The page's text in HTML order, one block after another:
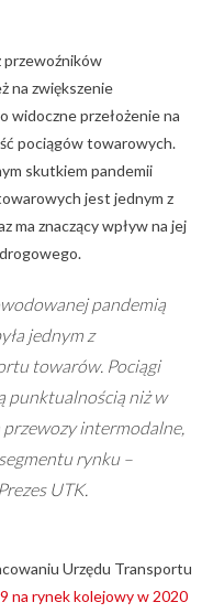
na zwiększenie
widoczne przełożenie na
pociągów towarowych.
skutkiem pandemii
jest jednym z
ma znaczący wpływ na jej
pandemią
jednym z
towarów. Pociągi
punktualnością niż w
przewozy intermodalne,
rynku –
UTK.
Urzędu Transportu
na rynek kolejowy w 2020